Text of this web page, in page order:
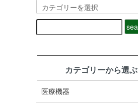
カテゴリーから選ぶ
医療機器